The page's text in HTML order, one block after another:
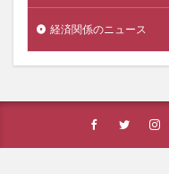
経済関係のニュース